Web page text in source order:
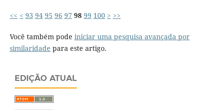
<< < 93 94 95 96 97 98 99 100 > >>
Você também pode iniciar uma pesquisa avançada por
similaridade para este artigo.
EDIÇÃO ATUAL